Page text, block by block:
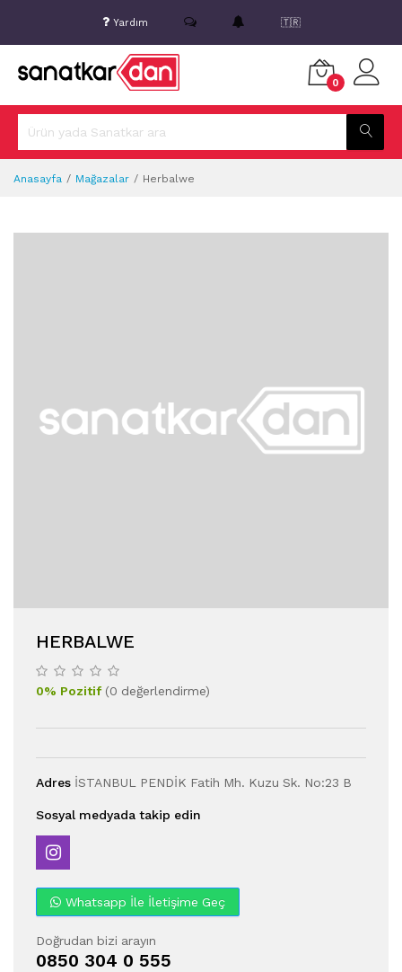
Yardım 🇹🇷
0
Anasayfa Mağazalar Herbalwe
HERBALWE
0% Pozitif(0 değerlendirme)
Adres İSTANBUL PENDİK Fatih Mh. Kuzu Sk. No:23 B
Sosyal medyada takip edin
Whatsapp İle İletişime Geç
Doğrudan bizi arayın
0850 304 0 555